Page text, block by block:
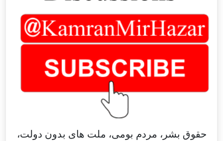
حقوق بشر، مردم بومی، ملت های بدون دولت،